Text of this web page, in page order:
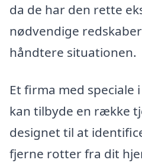
da de har den rette
nødvendige
håndtere situationen.
Et firma med
kan tilbyde en række
designet til at
fjerne rotter fra dit